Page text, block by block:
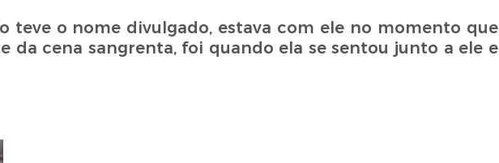
teve o nome divulgado, estava com ele no momento que
cena sangrenta, foi quando ela se sentou junto a ele e